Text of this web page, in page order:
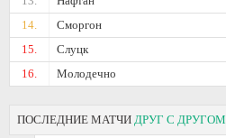
14.
Сморгон
15.
Слуцк
16.
Молодечно
ПОСЛЕДНИЕ МАТЧИ ДРУГ С ДРУГОМ